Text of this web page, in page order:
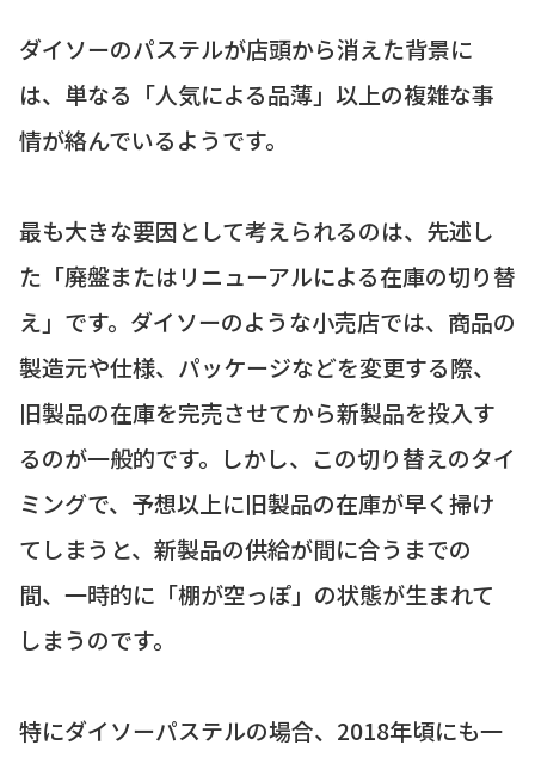
ダイソーのパステルが店頭から消えた背景に
は、単なる「人気による品薄」以上の複雑な事
情が絡んでいるようです。
最も大きな要因として考えられるのは、先述し
た「廃盤またはリニューアルによる在庫の切り替
え」です。ダイソーのような小売店では、商品の
製造元や仕様、パッケージなどを変更する際、
旧製品の在庫を完売させてから新製品を投入す
るのが一般的です。しかし、この切り替えのタイ
ミングで、予想以上に旧製品の在庫が早く掃け
てしまうと、新製品の供給が間に合うまでの
間、一時的に「棚が空っぽ」の状態が生まれて
しまうのです。
特にダイソーパステルの場合、2018年頃にも一